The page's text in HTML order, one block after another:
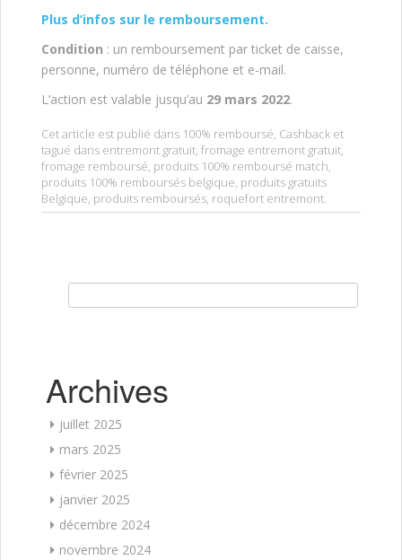
Plus d’infos sur le remboursement.
Condition : un remboursement par ticket de caisse,
personne, numéro de téléphone et e-mail.
L’action est valable jusqu’au 29 mars 2022.
Cet article est publié dans 100% remboursé, Cashback et
tagué dans entremont gratuit, fromage entremont gratuit,
fromage remboursé, produits 100% remboursé match,
produits 100% remboursés belgique, produits gratuits
Belgique, produits remboursés, roquefort entremont.
Archives
juillet 2025
mars 2025
février 2025
janvier 2025
décembre 2024
novembre 2024